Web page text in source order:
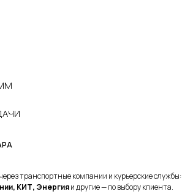
транспортные компании и курьерские службы:
КИТ, Энергияи другие — по выбору клиента.